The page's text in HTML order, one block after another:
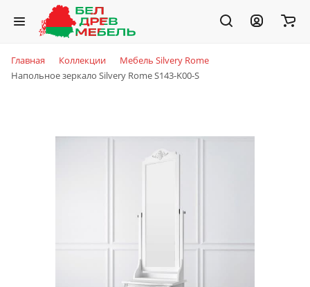
Главная Коллекции
Мебель Silvery Rome
Напольное зеркало Silvery Rome S143-K00-S